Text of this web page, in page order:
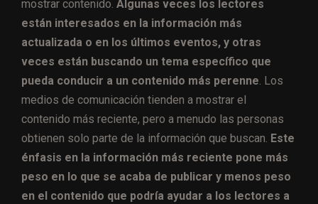
mostrar contenido. Algunas veces los lectores
están interesados ​​en la información más
actualizada o en los últimos eventos, y otras
veces están buscando un tema específico que
pueda conducir a un contenido más perenne. Los
medios de comunicación tienden a mostrar el
contenido más reciente, pero a menudo las personas
obtienen solo parte de la información que buscan. Este
énfasis en la información más reciente pone más
peso en lo que se acaba de publicar y menos peso
en el contenido que podría ayudar a los lectores a